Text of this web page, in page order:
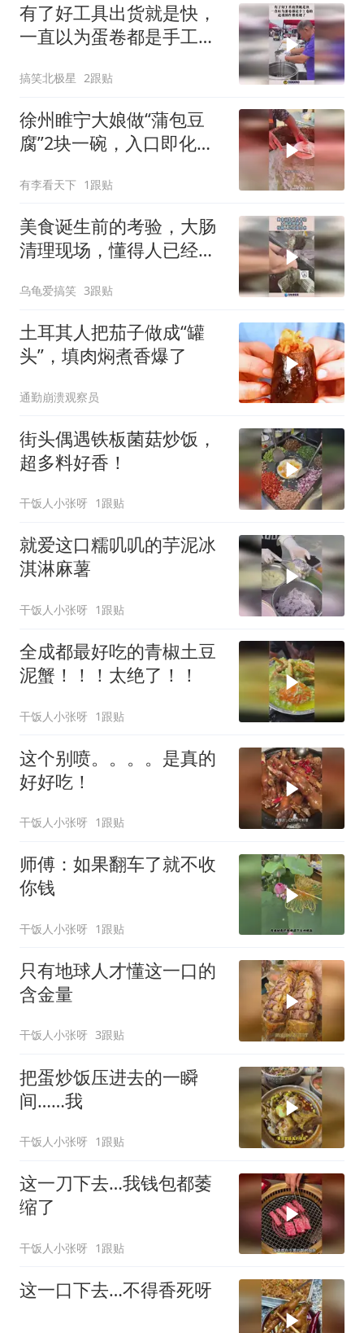
有了好工具出货就是快，
一直以为蛋卷都是手工卷
搞笑北极星 2跟贴
徐州睢宁大娘做“蒲包豆
腐”2块一碗，入口即化，
有李看天下 1跟贴
美食诞生前的考验，大肠
清理现场，懂得人已经流
乌龟爱搞笑 3跟贴
土耳其人把茄子做成“罐
头”，填肉焖煮香爆了
通勤崩溃观察员
街头偶遇铁板菌菇炒饭，
超多料好香！
干饭人小张呀 1跟贴
就爱这口糯叽叽的芋泥冰
淇淋麻薯
干饭人小张呀 1跟贴
全成都最好吃的青椒土豆
泥蟹！！！太绝了！！
干饭人小张呀 1跟贴
这个别喷。。。。是真的
好好吃！
干饭人小张呀 1跟贴
师傅：如果翻车了就不收
你钱
干饭人小张呀 1跟贴
只有地球人才懂这一口的
含金量
干饭人小张呀 3跟贴
把蛋炒饭压进去的一瞬
间……我
干饭人小张呀 1跟贴
这一刀下去…我钱包都萎
缩了
干饭人小张呀 1跟贴
这一口下去…不得香死呀